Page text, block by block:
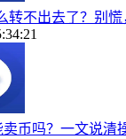
转不出去了？别
卖币吗？一文说清